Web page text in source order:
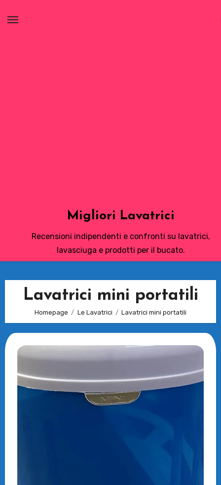
Migliori Lavatrici
Recensioni indipendenti e confronti su lavatrici,
lavasciuga e prodotti per il bucato.
Lavatrici mini portatili
Homepage Le Lavatrici Lavatrici mini portatili